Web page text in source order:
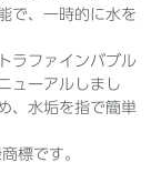
で、一時的に水を
ラファインバブル
ューアルしまし
、水垢を指で簡単
標です。